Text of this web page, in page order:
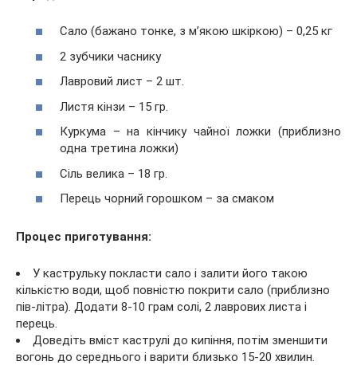
Сало (бажано тонке, з м’якою шкіркою) – 0,25 кг
2 зубчики часнику
Лавровий лист – 2 шт.
Листя кінзи – 15 гр.
Куркума – на кінчику чайної ложки (приблизно
одна третина ложки)
Сіль велика – 18 гр.
Перець чорний горошком – за смаком
Процес приготування:
У каструльку покласти сало і залити його такою
кількістю води, щоб повністю покрити сало (приблизно
пів-літра). Додати 8-10 грам солі, 2 лаврових листа і
перець.
Доведіть вміст каструлі до кипіння, потім зменшити
вогонь до середнього і варити близько 15-20 хвилин.